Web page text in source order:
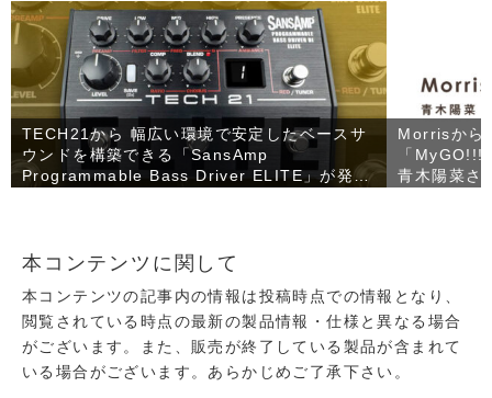
TECH21から 幅広い環境で安定したベースサ
ウンドを構築できる「SansAmp
Programmable Bass Driver ELITE」が発
Morrisから
「
青木陽菜さ
本コンテンツに関して
本コンテンツの記事内の情報は投稿時点での情報となり、
閲覧されている時点の最新の製品情報・仕様と異なる場合
がございます。また、販売が終了している製品が含まれて
いる場合がございます。あらかじめご了承下さい。